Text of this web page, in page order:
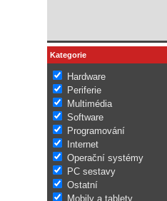
Kategorie
Hardware
Periferie
Multimédia
Software
Programování
Internet
Operační systémy
PC sestavy
Ostatní
Mobily a tablety